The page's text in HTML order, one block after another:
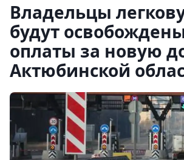
Владельцы
будут
оплаты за новую
Актюбинской